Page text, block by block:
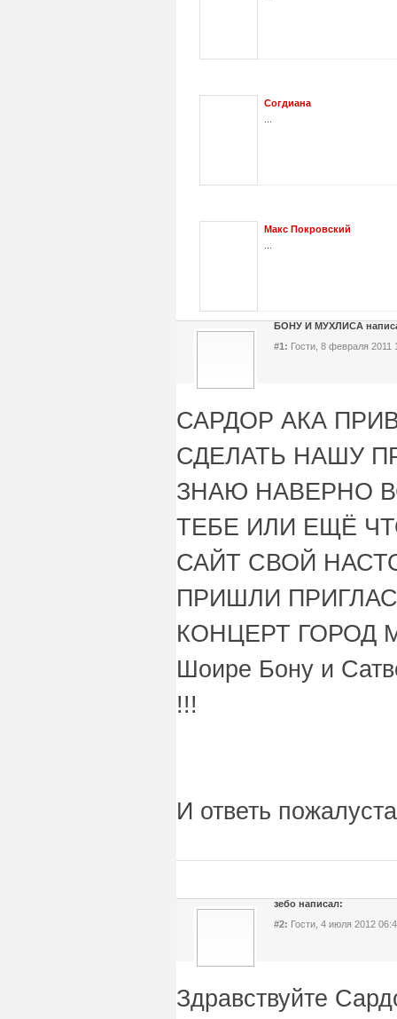
Согдиана
Макс Покровский
БОНУ И МУХЛИСА
#1: Гости, 8 февраля 2011
САРДОР АКА
СДЕЛАТЬ НАШУ
ЗНАЮ НАВЕРНО
ТЕБЕ ИЛИ ЕЩЁ
САЙТ СВОЙ
ПРИШЛИ
КОНЦЕРТ ГОРОД
Шоире Бону и
!!!
И ответь
зебо написал:
#2: Гости, 4 июля 2012
Здравствуйте